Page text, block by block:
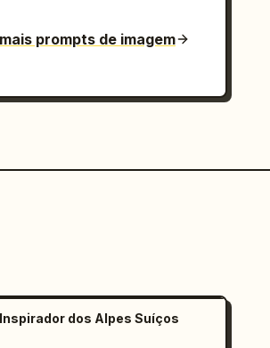
prompts de imagem
dos Alpes Suíços